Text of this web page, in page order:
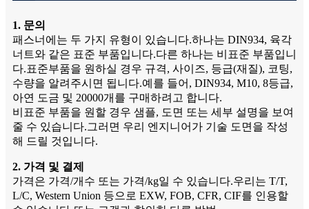
1. 문의
패스너에는 두 가지 유형이 있습니다.하나는 DIN934, 육각
너트와 같은 표준 부품입니다.다른 하나는 비표준 부품입니
다.표준부품을 원하실 경우 규격, 사이즈, 등급(재질), 코팅,
수량을 알려주시면 됩니다.예를 들어, DIN934, M10, 8등급,
아연 도금 및 20000개를 구매하려고 합니다.
비표준 부품을 원할 경우 샘플, 도면 또는 세부 설명을 보여
줄 수 있습니다.그러면 우리 엔지니어가 기술 도면을 작성
해 드릴 것입니다.
2. 가격 및 결제
가격은 가격/개수 또는 가격/kg일 수 있습니다.우리는 T/T,
L/C, Western Union 등으로 EXW, FOB, CFR, CIF를 인용할